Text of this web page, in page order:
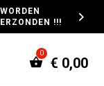
!!!
€ 0,00